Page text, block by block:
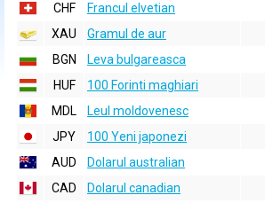
CHF
Francul elvetian
XAU
Gramul de aur
BGN
Leva bulgareasca
HUF
100 Forinti maghiari
MDL
Leul moldovenesc
JPY
100 Yeni japonezi
AUD
Dolarul australian
CAD
Dolarul canadian